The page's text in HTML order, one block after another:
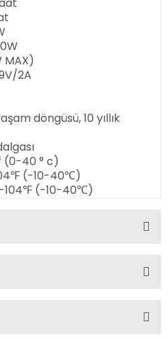
MAX)
2A
döngüsü, 10 yıllık
f (0-40 ° c)
(-10-40℃)
104℉ (-10-40℃)